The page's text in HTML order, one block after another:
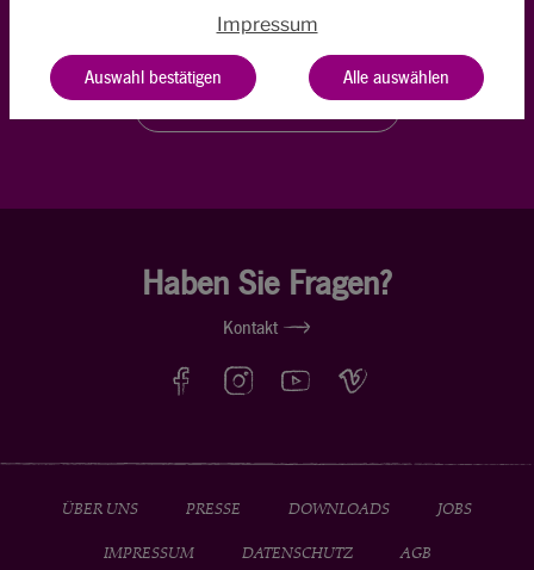
informiert und abonnieren Sie unseren regelmäßigen
Newsletter.
Haben Sie Fragen?
Kontakt
ÜBER UNS PRESSE DOWNLOADS JOBS
IMPRESSUM DATENSCHUTZ AGB
Impressum
Auswahl bestätigen Alle auswählen